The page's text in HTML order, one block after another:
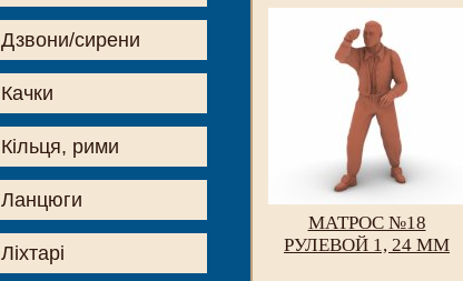
Дзвони/сирени
Качки
Кільця, рими
Ланцюги
Ліхтарі
МАТРОС №18
РУЛЕВОЙ 1, 24 ММ